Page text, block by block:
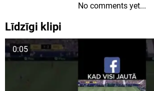
No comments yet...
Līdzīgi klipi
0:05